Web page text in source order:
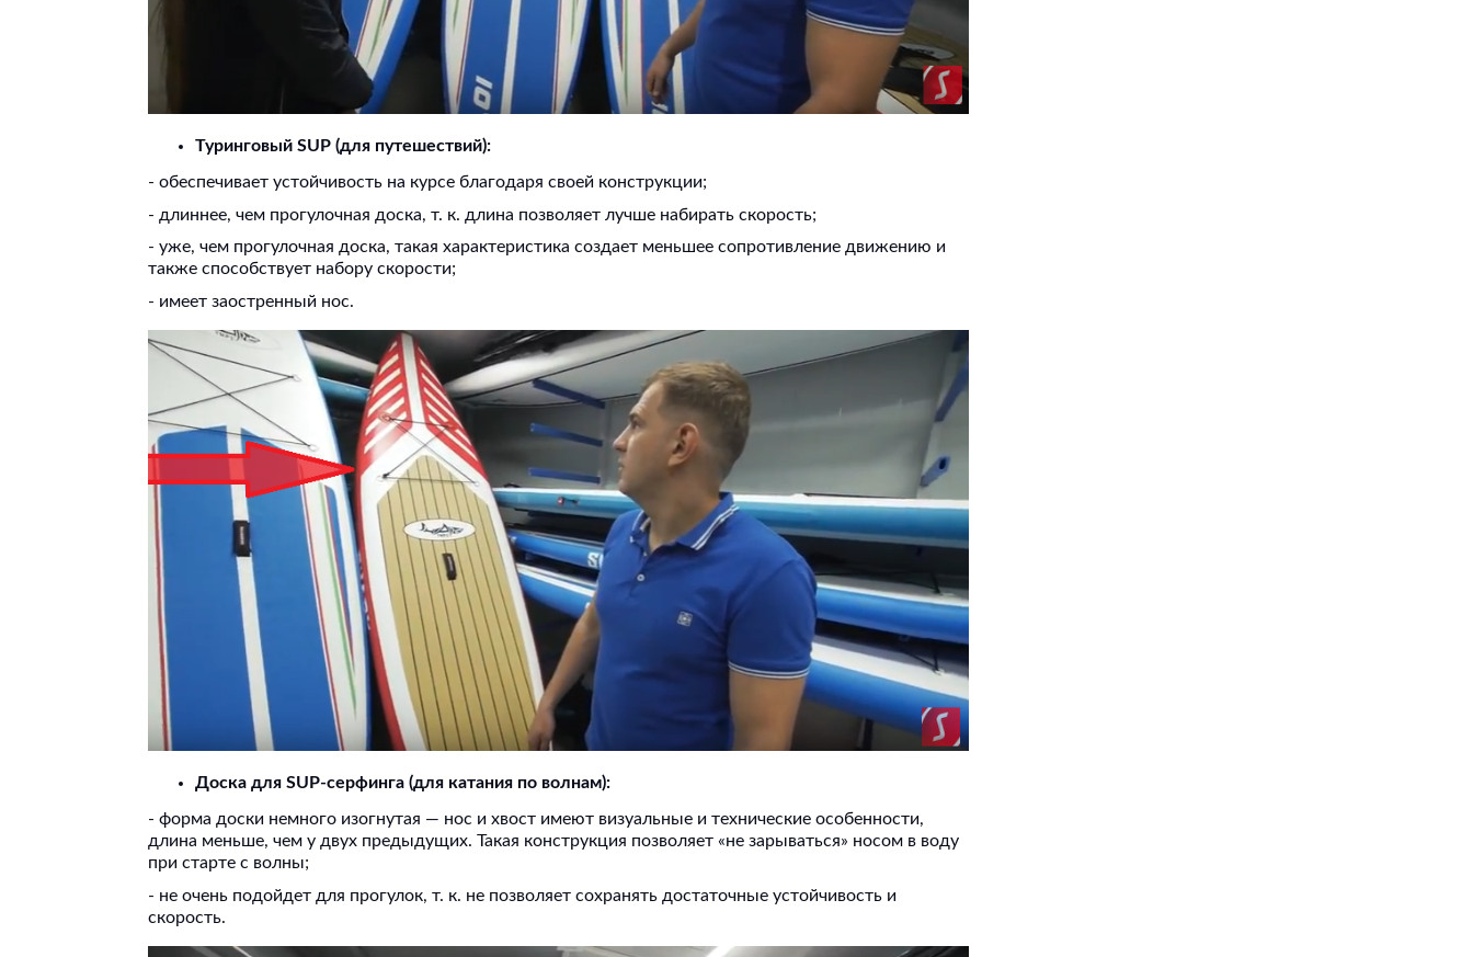
Туринговый SUP (для путешествий):
- обеспечивает устойчивость на курсе благодаря своей конструкции;
- длиннее, чем прогулочная доска, т. к. длина позволяет лучше набирать скорость;
- уже, чем прогулочная доска, такая характеристика создает меньшее сопротивление движению и
также способствует набору скорости;
- имеет заостренный нос.
Доска для SUP-серфинга (для катания по волнам):
- форма доски немного изогнутая — нос и хвост имеют визуальные и технические особенности,
длина меньше, чем у двух предыдущих. Такая конструкция позволяет «не зарываться» носом в воду
при старте с волны;
- не очень подойдет для прогулок, т. к. не позволяет сохранять достаточные устойчивость и
скорость.